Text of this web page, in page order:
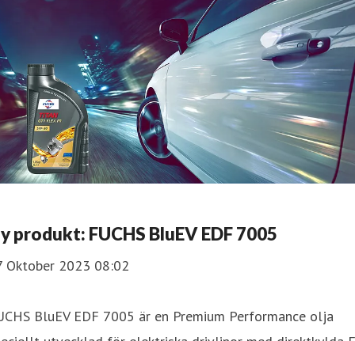
produkt: FUCHS BluEV EDF 7005
Oktober 2023 08:02
BluEV EDF 7005 är en Premium Performance olja